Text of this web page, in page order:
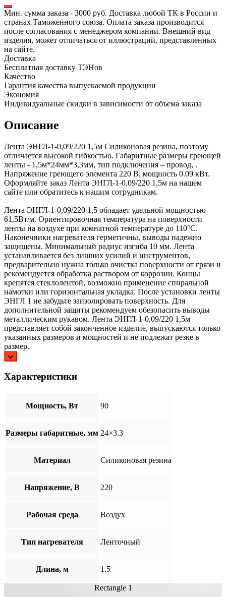
Мин. сумма заказа - 3000 руб. Доставка любой ТК в России и
странах Таможенного союза. Оплата заказа производится
после согласования с менеджером компании. Внешний вид
изделия, может отличаться от иллюстраций, представленных
на сайте.
Доставка
Бесплатная доставку ТЭНов
Качество
Гарантия качества выпускаемой продукции
Экономия
Индивидуальные скидки в зависимости от объема заказа
Описание
Лента ЭНГЛ-1-0,09/220 1,5м Силиконовая резина, поэтому
отличается высокой гибкостью. Габаритные размеры греющей
ленты - 1,5м*24мм*3,3мм, тип подключения – провод, .
Напряжение греющего элемента 220 В, мощность 0.09 кВт.
Оформляйте заказ Лента ЭНГЛ-1-0,09/220 1,5м на нашем
сайте или обратитесь к нашим сотрудникам.
Лента ЭНГЛ-1-0,09/220 1,5 обладает удельной мощностью
61,5Вт/м. Ориентировочная температура на поверхности
ленты на воздухе при комнатной температуре до 110°С.
Наконечники нагревателя герметичны, выводы надежно
защищены. Минимальный радиус изгиба 10 мм. Лента
устанавливается без лишних усилий и инструментов,
предварительно нужна только очистка поверхности от грязи и
рекомендуется обработка раствором от коррозии. Концы
крепятся стеклолентой, возможно применение спиральной
намотки или горизонтальная укладка. После установки ленты
ЭНГЛ 1 не забудьте заизолировать поверхность. Для
дополнительной защиты рекомендуем обезопасить выводы
металлическим рукавом. Лента ЭНГЛ-1-0,09/220 1,5м
представляет собой законченное изделие, выпускаются только
указанных размеров и мощностей и не подлежат резке в
размер.
Характеристики
Мощность, Вт 90
Размеры габаритные, мм 24×3.3
Материал Cиликоновая резина
Напряжение, В 220
Рабочая среда Воздух
Тип нагревателя Ленточный
Длина, м 1.5
Rectangle 1